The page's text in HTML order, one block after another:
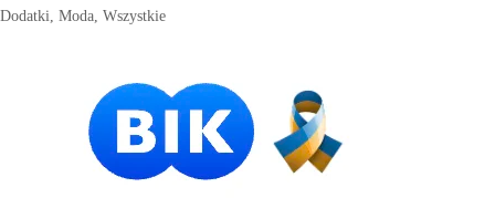
Dodatki Moda Wszystkie